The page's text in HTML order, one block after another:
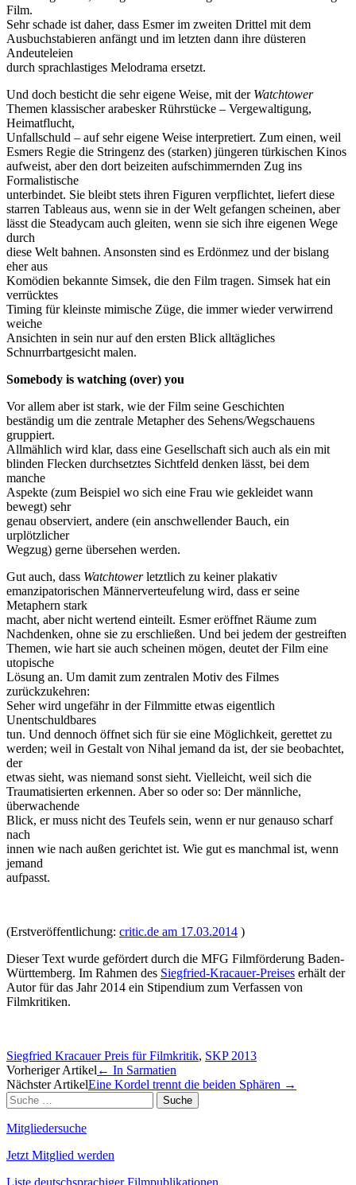
Film.
Sehr schade ist daher, dass Esmer im zweiten Drittel mit dem
Ausbuchstabieren anfängt und im letzten dann ihre düsteren
Andeuteleien
durch sprachlastiges Melodrama ersetzt.
Und doch besticht die sehr eigene Weise, mit der Watchtower
Themen klassischer arabesker Rührstücke – Vergewaltigung,
Heimatflucht,
Unfallschuld – auf sehr eigene Weise interpretiert. Zum einen, weil
Esmers Regie die Stringenz des (starken) jüngeren türkischen Kinos
aufweist, aber den dort beizeiten aufschimmernden Zug ins
Formalistische
unterbindet. Sie bleibt stets ihren Figuren verpflichtet, liefert diese
starren Tableaus aus, wenn sie in der Welt gefangen scheinen, aber
lässt die Steadycam auch gleiten, wenn sie sich ihre eigenen Wege
durch
diese Welt bahnen. Ansonsten sind es Erdönmez und der bislang
eher aus
Komödien bekannte Simsek, die den Film tragen. Simsek hat ein
verrücktes
Timing für kleinste mimische Züge, die immer wieder verwirrend
weiche
Ansichten in sein nur auf den ersten Blick alltägliches
Schnurrbartgesicht malen.
Somebody is watching (over) you
Vor allem aber ist stark, wie der Film seine Geschichten
beständig um die zentrale Metapher des Sehens/Wegschauens
gruppiert.
Allmählich wird klar, dass eine Gesellschaft sich auch als ein mit
blinden Flecken durchsetztes Sichtfeld denken lässt, bei dem
manche
Aspekte (zum Beispiel wo sich eine Frau wie gekleidet wann
bewegt) sehr
genau observiert, andere (ein anschwellender Bauch, ein
urplötzlicher
Wegzug) gerne übersehen werden.
Gut auch, dass Watchtowerletztlich zu keiner plakativ
emanzipatorischen Männerverteufelung wird, dass er seine
Metaphern stark
macht, aber nicht wertend einteilt. Esmer eröffnet Räume zum
Nachdenken, ohne sie zu erschließen. Und bei jedem der gestreiften
Themen, wie hart sie auch scheinen mögen, deutet der Film eine
utopische
Lösung an. Um damit zum zentralen Motiv des Filmes
zurückzukehren:
Seher wird ungefähr in der Filmmitte etwas eigentlich
Unentschuldbares
tun. Und dennoch öffnet sich für sie eine Möglichkeit, gerettet zu
werden; weil in Gestalt von Nihal jemand da ist, der sie beobachtet,
der
etwas sieht, was niemand sonst sieht. Vielleicht, weil sich die
Traumatisierten erkennen. Aber so oder so: Der männliche,
überwachende
Blick, er muss nicht des Teufels sein, wenn er nur genauso scharf
nach
innen wie nach außen gerichtet ist. Wie gut es manchmal ist, wenn
jemand
aufpasst.
(Erstveröffentlichung: critic.de am 17.03.2014 )
Dieser Text wurde gefördert durch die MFG Filmförderung Baden-
Württemberg. Im Rahmen des Siegfried-Kracauer-Preises erhält der
Autor für das Jahr 2014 ein Stipendium zum Verfassen von
Filmkritiken.
Siegfried Kracauer Preis für Filmkritik, SKP 2013
Artikel-
Navigation
Vorheriger Artikel ← In Sarmatien
Nächster ArtikelEine Kordel trennt die beiden Sphären →
Suche
nach:
Mitgliedersuche
Jetzt Mitglied werden
Liste deutschsprachiger Filmpublikationen